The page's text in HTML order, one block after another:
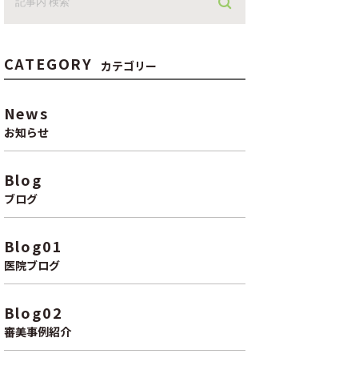
CATEGORY カテゴリー
News
お知らせ
Blog
ブログ
Blog01
医院ブログ
Blog02
審美事例紹介